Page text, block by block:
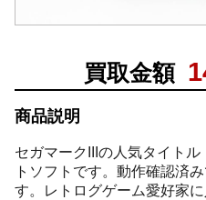
買取金額
商品説明
セガマークIIIの人気タイト
トソフトです。動作確認済
す。レトログゲーム愛好家